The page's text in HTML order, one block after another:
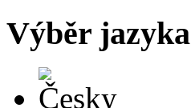
Výběr jazyka